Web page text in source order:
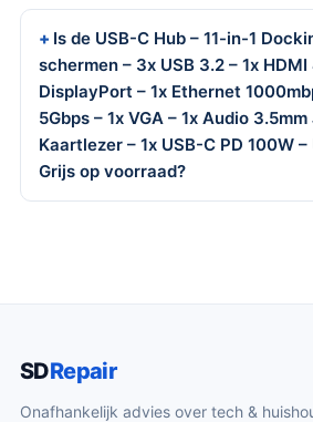
Is de USB-C Hub – 11-in-1
schermen – 3x USB 3.2 – 1x HDMI
DisplayPort – 1x Ethernet
5Gbps – 1x VGA – 1x Audio
Kaartlezer – 1x USB-C PD 100W
Grijs op voorraad?
SDRepair
Onafhankelijk advies over tech &